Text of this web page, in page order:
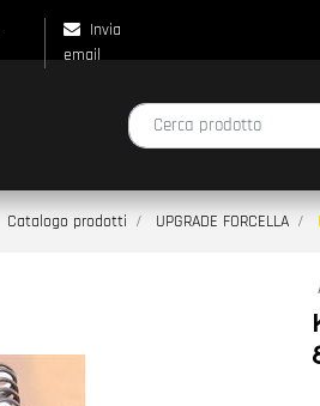
Invia
email
La modifica di un filtro
Catalogo prodotti UPGRADE FORCELLA